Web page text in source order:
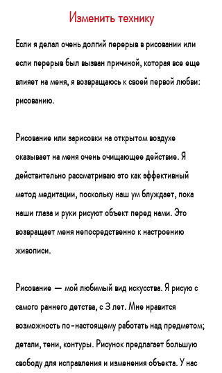
Изменить технику
Если я делал очень долгий перерыв в рисовании или
если перерыв был вызван причиной, которая все еще
влияет на меня, я возвращаюсь к своей первой любви:
рисованию.
Рисование или зарисовки на открытом воздухе
оказывает на меня очень очищающее действие. Я
действительно рассматриваю это как эффективный
метод медитации, поскольку наш ум блуждает, пока
наши глаза и руки рисуют объект перед нами. Это
возвращает меня непосредственно к настроению
живописи.
Рисование — мой любимый вид искусства. Я рисую с
самого раннего детства, с 3 лет. Мне нравится
возможность по-настоящему работать над предметом;
детали, тени, контуры. Рисунок предлагает большую
свободу для исправления и изменения объекта. У нас